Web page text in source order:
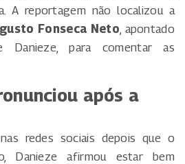
A reportagem não localizou a
Fonseca Neto , apontado
Danieze, para comentar as
após a
redes sociais depois que o
Danieze afirmou estar bem